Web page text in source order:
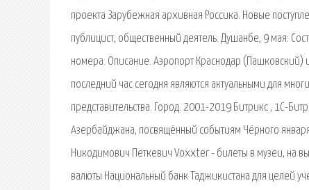
проекта Зарубежная архивная Россика. Новые
публицист, общественный деятель. Душанбе, 9 мая:
номера. Описание. Аэропорт Краснодар (Пашковский)
последний час сегодня являются актуальными для
представительства. Город. 2001-2019 Битрикс , 1С-
Азербайджана, посвящённый событиям Чёрного
Никодимович Петкевич Voxxter - билеты в музеи, на
валюты Национальный банк Таджикистана для целей